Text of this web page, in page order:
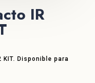
IR
KIT. Disponible para